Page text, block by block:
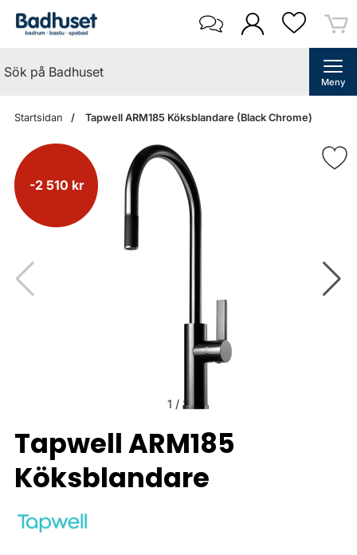
Meny
Startsidan Tapwell ARM185 Köksblandare (Black Chrome)
-2 510 kr
1 / 2
Tapwell ARM185
Köksblandare